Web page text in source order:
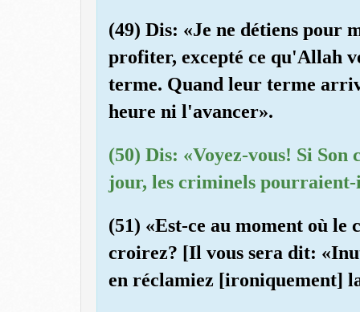
(49) Dis: «Je ne détiens pour
profiter, excepté ce qu'Allah
terme. Quand leur terme
heure ni l'avancer».
(50) Dis: «Voyez-vous! Si
jour, les criminels pourraient-
(51) «Est-ce au moment où le
croirez? [Il vous sera dit:
en réclamiez [ironiquement]